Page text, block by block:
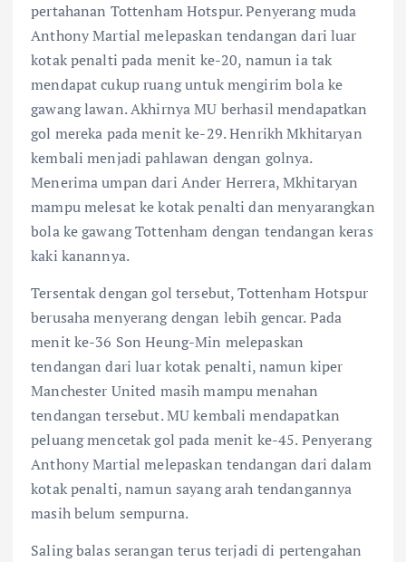
pertahanan Tottenham Hotspur. Penyerang muda
Anthony Martial melepaskan tendangan dari luar
kotak penalti pada menit ke-20, namun ia tak
mendapat cukup ruang untuk mengirim bola ke
gawang lawan. Akhirnya MU berhasil mendapatkan
gol mereka pada menit ke-29. Henrikh Mkhitaryan
kembali menjadi pahlawan dengan golnya.
Menerima umpan dari Ander Herrera, Mkhitaryan
mampu melesat ke kotak penalti dan menyarangkan
bola ke gawang Tottenham dengan tendangan keras
kaki kanannya.
Tersentak dengan gol tersebut, Tottenham Hotspur
berusaha menyerang dengan lebih gencar. Pada
menit ke-36 Son Heung-Min melepaskan
tendangan dari luar kotak penalti, namun kiper
Manchester United masih mampu menahan
tendangan tersebut. MU kembali mendapatkan
peluang mencetak gol pada menit ke-45. Penyerang
Anthony Martial melepaskan tendangan dari dalam
kotak penalti, namun sayang arah tendangannya
masih belum sempurna.
Saling balas serangan terus terjadi di pertengahan